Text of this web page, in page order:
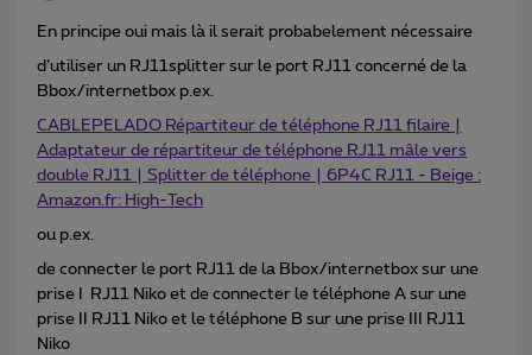
En principe oui mais là il serait probabelement nécessaire
d’utiliser un RJ11splitter sur le port RJ11 concerné de la
Bbox/internetbox p.ex.
CABLEPELADO Répartiteur de téléphone RJ11 filaire |
Adaptateur de répartiteur de téléphone RJ11 mâle vers
double RJ11 | Splitter de téléphone | 6P4C RJ11 - Beige :
Amazon.fr: High-Tech
ou p.ex.
de connecter le port RJ11 de la Bbox/internetbox sur une
prise I RJ11 Niko et de connecter le téléphone A sur une
prise II RJ11 Niko et le téléphone B sur une prise III RJ11
Niko